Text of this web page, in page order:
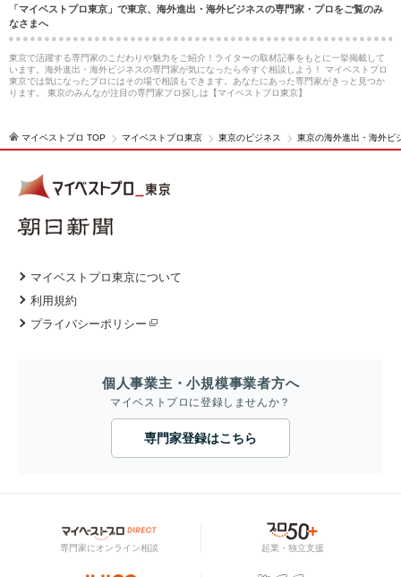
「マイベストプロ東京」で東京、海外進出・海外ビジネスの専門家・プロをご覧のみ
なさまへ
東京で活躍する専門家のこだわりや魅力をご紹介！ライターの取材記事をもとに一挙掲載して
います。海外進出・海外ビジネスの専門家が気になったら今すぐ相談しよう！ マイベストプロ
東京では気になったプロにはその場で相談もできます。あなたにあった専門家がきっと見つか
ります。 東京のみんなが注目の専門家プロ探しは【マイベストプロ東京】
マイベストプロ TOP マイベストプロ東京 東京のビジネス 東京の海外進出・海外ビ
マイベストプロ東京について
利用規約
プライバシーポリシー
個人事業主・小規模事業者方へ
マイベストプロに登録しませんか？
専門家登録はこちら
専門家にオンライン相談 起業・独立支援